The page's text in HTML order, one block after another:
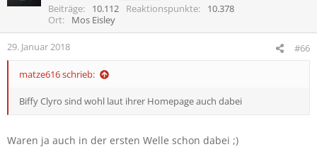
Beiträge 10.112 Reaktionspunkte
10.378
Ort
Mos Eisley
29. Januar 2018 #66
matze616 schrieb:
Biffy Clyro sind wohl laut ihrer Homepage auch dabei
Waren ja auch in der ersten Welle schon dabei ;)